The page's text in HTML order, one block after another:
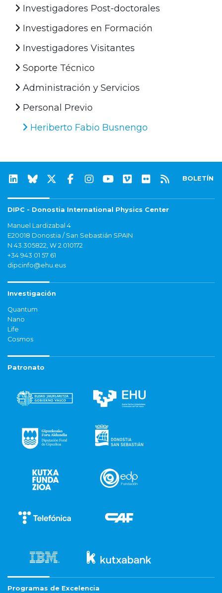
Investigadores Post-doctorales
Investigadores en Formación
Investigadores Visitantes
Soporte Técnico
Administración y Servicios
Personal Previo
Heriberto Fabio Busnengo
BOLETÍN
DIPC - Donostia International Physics Center
Manuel Lardizabal 4
E20018 Donostia / San Sebastián SPAIN
N 43.305822, W 2.010172
+34 943 01 57 61
dipcinfo@ehu.eus
Investigación
Quantum
Nano
Life
Cosmos
Patronato
Programas de Excelencia